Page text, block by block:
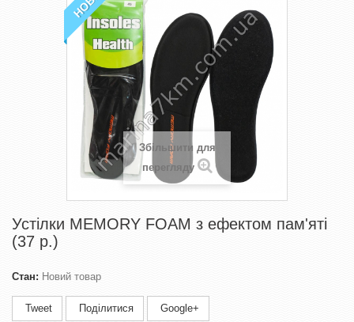
Збільшити для
перегляду
Устілки MEMORY FOAM з ефектом пам'яті
(37 р.)
Стан: Новий товар
Tweet Поділитися Google+